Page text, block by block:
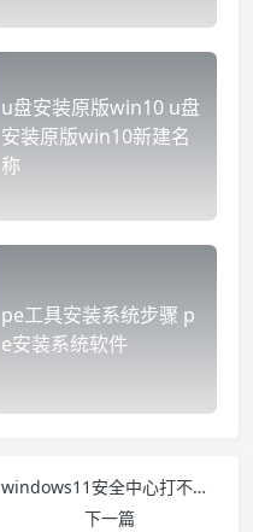
u盘安装原版win10 u盘
安装原版win10新建名
称
pe工具安装系统步骤 p
e安装系统软件
windows11安全中心打不开闪退怎么办 打开windows安全中心就闪退
下一篇